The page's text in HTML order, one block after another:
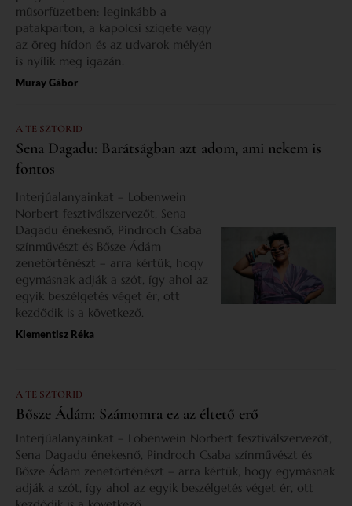
műsorfüzetben: leginkább a
patakparton, a kapolcsi szigete vagy
az öreg hídon és az udvarok mélyén
is nyílik meg igazán.
Muray Gábor
A TE SZTORID
Sena Dagadu: Barátságban azt adom, ami nekem is
fontos
Interjúalanyainkat – Lobenwein
Norbert fesztiválszervezőt, Sena
Dagadu énekesnő, Pindroch Csaba
színművészt és Bősze Ádám
zenetörténészt – arra kértük, hogy
egymásnak adják a szót, így ahol az
egyik beszélgetés véget ér, ott
kezdődik is a következő.
Klementisz Réka
A TE SZTORID
Bősze Ádám: Számomra ez az éltető erő
Interjúalanyainkat – Lobenwein Norbert fesztiválszervezőt,
Sena Dagadu énekesnő, Pindroch Csaba színművészt és
Bősze Ádám zenetörténészt – arra kértük, hogy egymásnak
adják a szót, így ahol az egyik beszélgetés véget ér, ott